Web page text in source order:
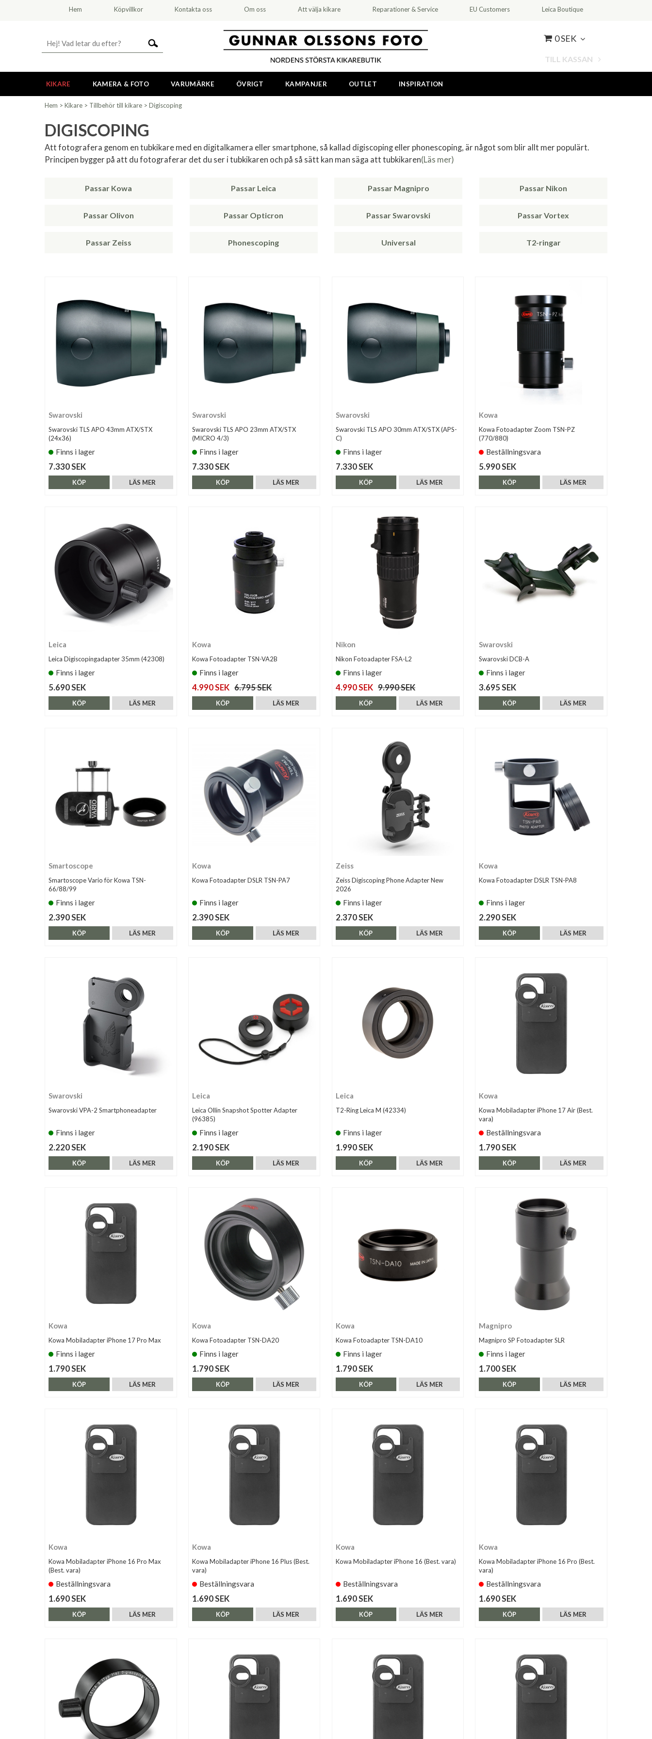
Hem Köpvillkor Kontakta oss Om oss Att välja kikare Reparationer & Service EU Customers Leica Boutique
0 SEK
TILL KASSAN
KIKARE KAMERA & FOTO VARUMÄRKE ÖVRIGT KAMPANJER OUTLET INSPIRATION
Hem > Kikare > Tillbehör till kikare > Digiscoping
DIGISCOPING
Att fotografera genom en tubkikare med en digitalkamera eller smartphone, så kallad digiscoping eller phonescoping, är något som blir allt mer populärt.
Principen bygger på att du fotograferar det du ser i tubkikaren och på så sätt kan man säga att tubkikaren(Läs mer)
Passar Kowa Passar Leica Passar Magnipro Passar Nikon
Passar Olivon Passar Opticron Passar Swarovski Passar Vortex
Passar Zeiss Phonescoping Universal T2-ringar
Swarovski
Swarovski TLS APO 43mm ATX/STX
(24x36)
Finns i lager
7.330 SEK
LÄS MER
KÖP
Swarovski
Swarovski TLS APO 23mm ATX/STX
(MICRO 4/3)
Finns i lager
7.330 SEK
LÄS MER
KÖP
Swarovski
Swarovski TLS APO 30mm ATX/STX (APS-
C)
Finns i lager
7.330 SEK
LÄS MER
KÖP
Kowa
Kowa Fotoadapter Zoom TSN-PZ
(770/880)
Beställningsvara
5.990 SEK
LÄS MER
KÖP
Leica
Leica Digiscopingadapter 35mm (42308)
Finns i lager
5.690 SEK
LÄS MER
KÖP
Kowa
Kowa Fotoadapter TSN-VA2B
Finns i lager
4.990 SEK 6.795 SEK
LÄS MER
KÖP
Nikon
Nikon Fotoadapter FSA-L2
Finns i lager
4.990 SEK 9.990 SEK
LÄS MER
KÖP
Swarovski
Swarovski DCB-A
Finns i lager
3.695 SEK
LÄS MER
KÖP
Smartoscope
Smartoscope Vario för Kowa TSN-
66/88/99
Finns i lager
2.390 SEK
LÄS MER
KÖP
Kowa
Kowa Fotoadapter DSLR TSN-PA7
Finns i lager
2.390 SEK
LÄS MER
KÖP
Zeiss
Zeiss Digiscoping Phone Adapter New
2026
Finns i lager
2.370 SEK
LÄS MER
KÖP
Kowa
Kowa Fotoadapter DSLR TSN-PA8
Finns i lager
2.290 SEK
LÄS MER
KÖP
Swarovski
Swarovski VPA-2 Smartphoneadapter
Finns i lager
2.220 SEK
LÄS MER
KÖP
Leica
Leica Ollin Snapshot Spotter Adapter
(96385)
Finns i lager
2.190 SEK
LÄS MER
KÖP
Leica
T2-Ring Leica M (42334)
Finns i lager
1.990 SEK
LÄS MER
KÖP
Kowa
Kowa Mobiladapter iPhone 17 Air (Best.
vara)
Beställningsvara
1.790 SEK
LÄS MER
KÖP
Kowa
Kowa Mobiladapter iPhone 17 Pro Max
Finns i lager
1.790 SEK
LÄS MER
KÖP
Kowa
Kowa Fotoadapter TSN-DA20
Finns i lager
1.790 SEK
LÄS MER
KÖP
Kowa
Kowa Fotoadapter TSN-DA10
Finns i lager
1.790 SEK
LÄS MER
KÖP
Magnipro
Magnipro SP Fotoadapter SLR
Finns i lager
1.700 SEK
LÄS MER
KÖP
Kowa
Kowa Mobiladapter iPhone 16 Pro Max
(Best. vara)
Beställningsvara
1.690 SEK
LÄS MER
KÖP
Kowa
Kowa Mobiladapter iPhone 16 Plus (Best.
vara)
Beställningsvara
1.690 SEK
LÄS MER
KÖP
Kowa
Kowa Mobiladapter iPhone 16 (Best. vara)
Beställningsvara
1.690 SEK
LÄS MER
KÖP
Kowa
Kowa Mobiladapter iPhone 16 Pro (Best.
vara)
Beställningsvara
1.690 SEK
LÄS MER
KÖP